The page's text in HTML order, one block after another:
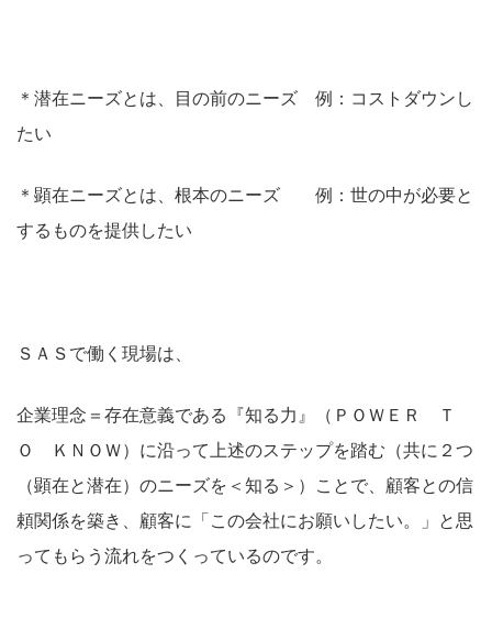
＊潜在ニーズとは、目の前のニーズ 例：コストダウンし
たい
＊顕在ニーズとは、根本のニーズ 例：世の中が必要と
するものを提供したい
ＳＡＳで働く現場は、
企業理念＝存在意義である『知る力』（ＰＯＷＥＲ Ｔ
Ｏ ＫＮＯＷ）に沿って上述のステップを踏む（共に２つ
（顕在と潜在）のニーズを＜知る＞）ことで、顧客との信
頼関係を築き、顧客に「この会社にお願いしたい。」と思
ってもらう流れをつくっているのです。